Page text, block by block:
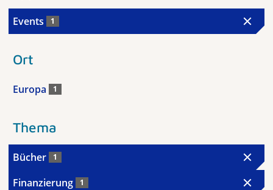
Events 1
Ort
Europa 1
Thema
Bücher 1
Finanzierung 1